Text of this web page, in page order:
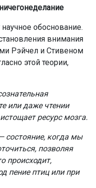
обоснование.
внимания
Рэйчел и Стивеном
этой теории,
или даже чтении
ресурс мозга.
когда мы
позволяя
происходит,
пение птиц или при